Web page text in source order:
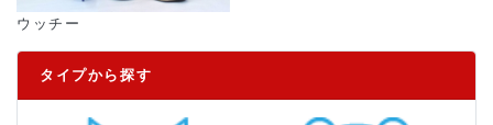
ウッチー
タイプから探す